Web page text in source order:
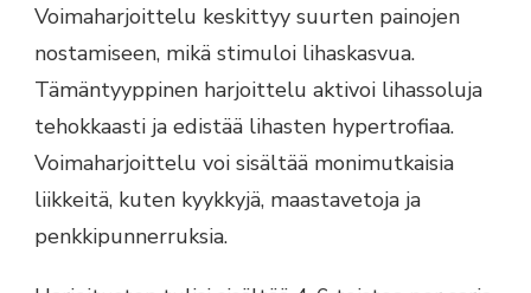
Voimaharjoittelu keskittyy suurten painojen
nostamiseen, mikä stimuloi lihaskasvua.
Tämäntyyppinen harjoittelu aktivoi lihassoluja
tehokkaasti ja edistää lihasten hypertrofiaa.
Voimaharjoittelu voi sisältää monimutkaisia
liikkeitä, kuten kyykkyjä, maastavetoja ja
penkkipunnerruksia.